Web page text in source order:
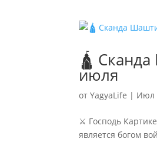
🛕
июля
отYagyaLife | Июл
⚔️ Господь
является богом